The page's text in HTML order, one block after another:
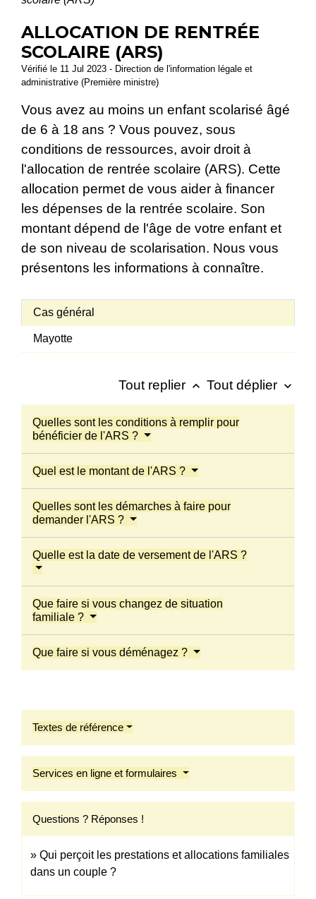
ALLOCATION DE RENTRÉE
SCOLAIRE (ARS)
Vérifié le 11 Jul 2023 - Direction de l'information légale et
administrative (Première ministre)
Vous avez au moins un enfant scolarisé âgé
de 6 à 18 ans ? Vous pouvez, sous
conditions de ressources, avoir droit à
l'allocation de rentrée scolaire (ARS). Cette
allocation permet de vous aider à financer
les dépenses de la rentrée scolaire. Son
montant dépend de l'âge de votre enfant et
de son niveau de scolarisation. Nous vous
présentons les informations à connaître.
Cas général
Mayotte
Tout replier keyboard_arrow_up Tout déplier keyboard_arrow_down
Quelles sont les conditions à remplir pour
bénéficier de l'ARS ?
Quel est le montant de l'ARS ?
Quelles sont les démarches à faire pour
demander l'ARS ?
Quelle est la date de versement de l'ARS ?
Que faire si vous changez de situation
familiale ?
Que faire si vous déménagez ?
Textes de référence
Services en ligne et formulaires
Questions ? Réponses !
Qui perçoit les prestations et allocations familiales
dans un couple ?